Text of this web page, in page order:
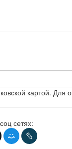
картой. Для
сетях: